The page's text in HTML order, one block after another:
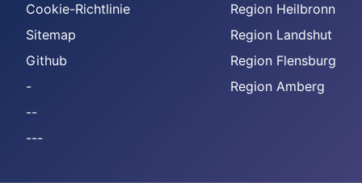
Cookie-Richtlinie
Sitemap
Github
-
--
---
Region Heilbronn
Region Landshut
Region Flensburg
Region Amberg